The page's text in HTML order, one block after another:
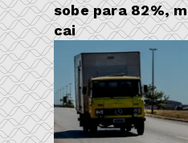
sobe para 82%,
cai